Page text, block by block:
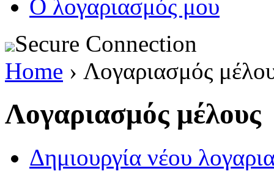
Ο λογαριασμός μου
Secure Connection
Home › Λογαριασμός
Λογαριασμός μέλους
Δημιουργία νέου